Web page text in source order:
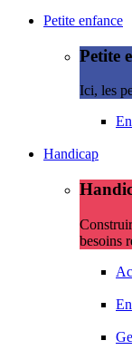
Petite enfance
Petite
Ici, les
Handicap
besoins